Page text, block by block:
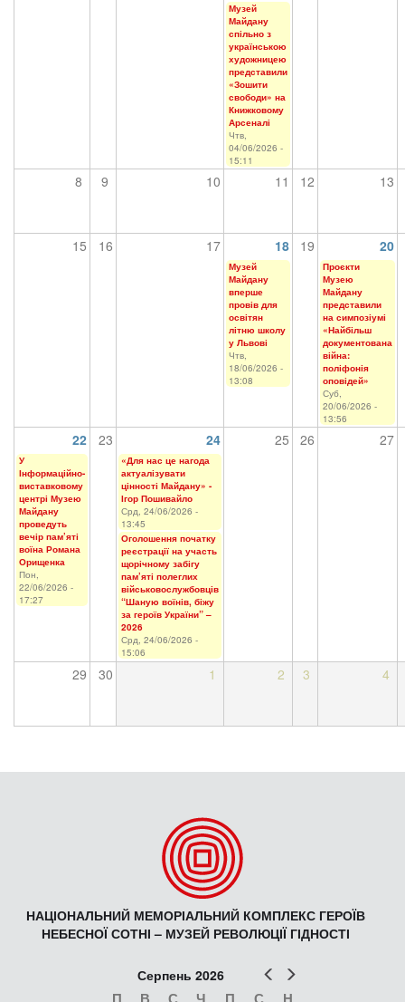
Музей
Майдану
спільно з
українською
художницею
представили
«Зошити
свободи» на
Книжковому
Арсеналі
Чтв,
04/06/2026 -
15:11
8 9 10 11 12 13
15 16 17 18 19 20
Музей
Майдану
вперше
провів для
освітян
літню школу
у Львові
Чтв,
18/06/2026 -
13:08
Проєкти
Музею
Майдану
представили
на симпозіумі
«Найбільш
документована
війна:
поліфонія
оповідей»
Суб,
20/06/2026 -
13:56
22 23 24 25 26 27
У
Інформаційно-
виставковому
центрі Музею
Майдану
проведуть
вечір пам’яті
воїна Романа
Орищенка
Пон,
22/06/2026 -
17:27
«Для нас це нагода
актуалізувати
цінності Майдану» -
Ігор Пошивайло
Срд, 24/06/2026 -
13:45
Оголошення початку
реєстрації на участь
щорічному забігу
пам’яті полеглих
військовослужбовців
“Шаную воїнів, біжу
за героїв України” –
2026
Срд, 24/06/2026 -
15:06
29 30 1 2 3 4
НАЦІОНАЛЬНИЙ МЕМОРІАЛЬНИЙ КОМПЛЕКС ГЕРОЇВ
НЕБЕСНОЇ СОТНІ – МУЗЕЙ РЕВОЛЮЦІЇ ГІДНОСТІ
Попер
Серпень 2026